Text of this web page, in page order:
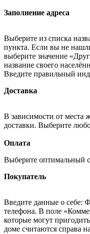
Заполнение адреса
Выберите из списка
пункта. Если вы не
выберите значение
название своего
Введите правильный
Доставка
В зависимости от места
доставки. Выберите
Оплата
Выберите оптимальный
Покупатель
Введите данные о себе:
телефона. В поле
которые могут
доме считаются справа